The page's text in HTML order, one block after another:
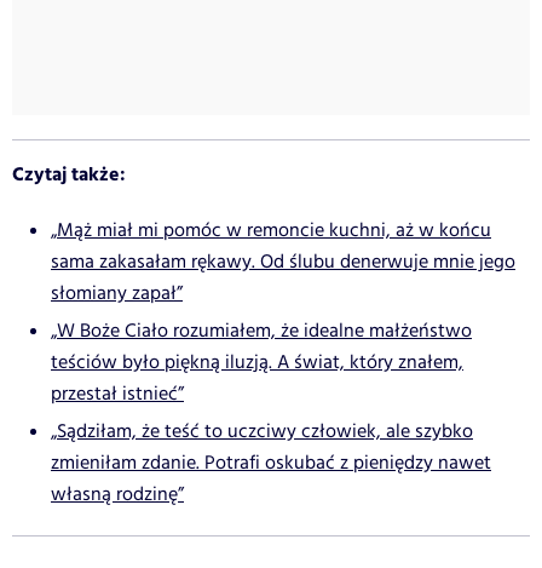
Czytaj także:
„Mąż miał mi pomóc w remoncie kuchni, aż w końcu
sama zakasałam rękawy. Od ślubu denerwuje mnie jego
słomiany zapał”
„W Boże Ciało rozumiałem, że idealne małżeństwo
teściów było piękną iluzją. A świat, który znałem,
przestał istnieć”
„Sądziłam, że teść to uczciwy człowiek, ale szybko
zmieniłam zdanie. Potrafi oskubać z pieniędzy nawet
własną rodzinę”